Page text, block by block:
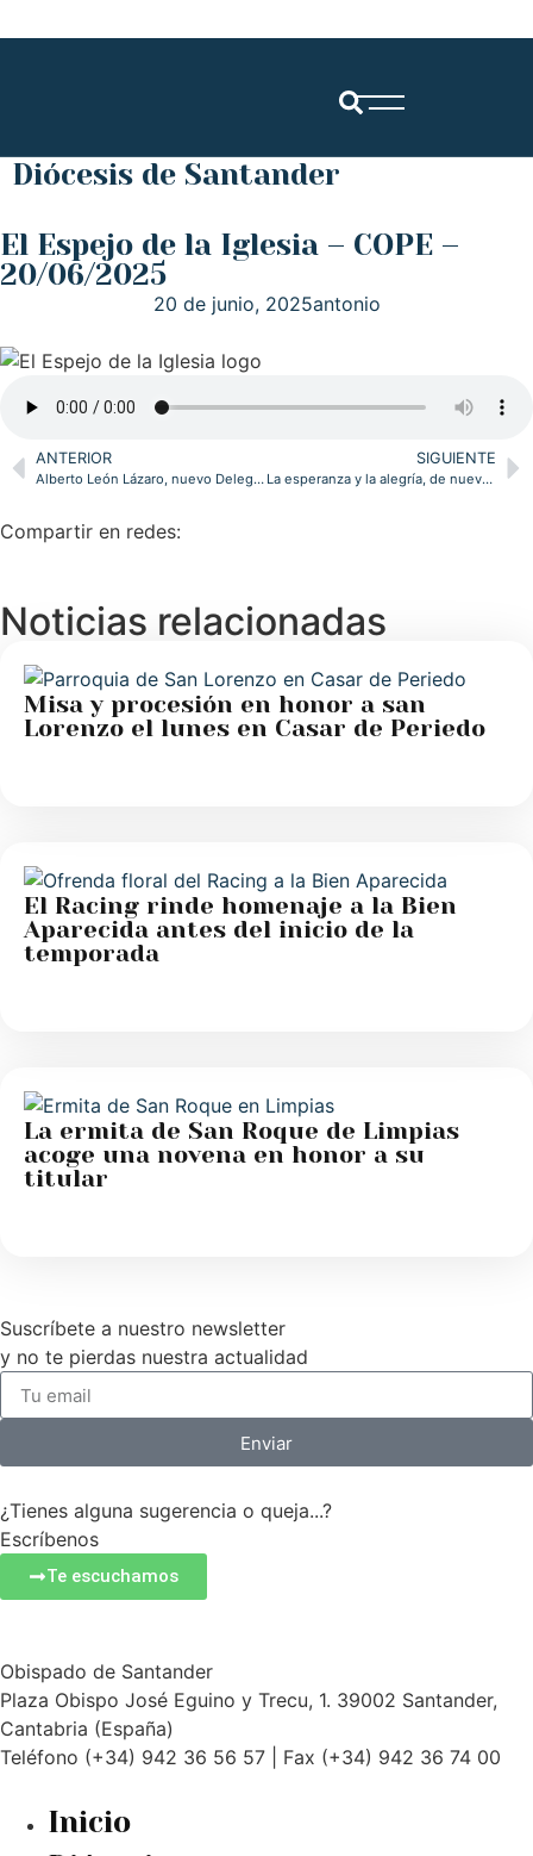
Diócesis de Santander
El Espejo de la Iglesia – COPE –
20/06/2025
20 de junio, 2025antonio
ANTERIOR
Alberto León Lázaro, nuevo Delegado Episcopal para la Pastoral con Jóvenes
SIGUIENTE
La esperanza y la alegría, de nuevo protagonistas en la peregrinación jubilar del arciprestazgo de Nª Sra. de Montesclaros
Compartir en redes:
Noticias relacionadas
Misa y procesión en honor a san
Lorenzo el lunes en Casar de Periedo
El Racing rinde homenaje a la Bien
Aparecida antes del inicio de la
temporada
La ermita de San Roque de Limpias
acoge una novena en honor a su
titular
Suscríbete a nuestro newsletter
y no te pierdas nuestra actualidad
Enviar
¿Tienes alguna sugerencia o queja...?
Escríbenos
Te escuchamos
Obispado de Santander
Plaza Obispo José Eguino y Trecu, 1. 39002 Santander,
Cantabria (España)
Teléfono (+34) 942 36 56 57 | Fax (+34) 942 36 74 00
Inicio